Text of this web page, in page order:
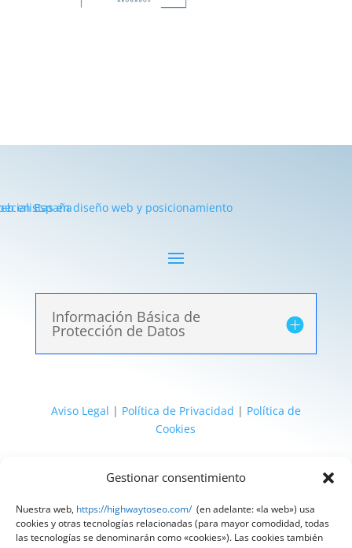
Gestionar consentimiento
Nuestra web, https://highwaytoseo.com/ (en adelante: «la web») usa
cookies y otras tecnologías relacionadas (para mayor comodidad, todas
las tecnologías se denominarán como «cookies»). Las cookies también
Información Básica de
Protección de Datos
Aviso Legal | Política de Privacidad | Política de
Cookies
@ 2025 Diseñado por HighWay To Seo | Textos
Compliance«Tu Compliance de confianza»